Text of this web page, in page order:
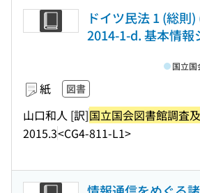
ドイツ民法 1 (総則
2014-1-d. 基本情報
紙 図書
山口和人 [訳]国立国会図書館調査
2015.3<CG4-811-L1>
国立国